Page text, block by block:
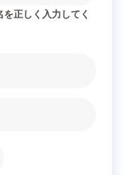
正しく入力してく